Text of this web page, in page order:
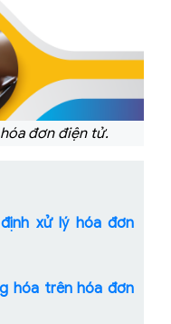
đơn điện tử.
xử lý hóa đơn
hóa trên hóa đơn